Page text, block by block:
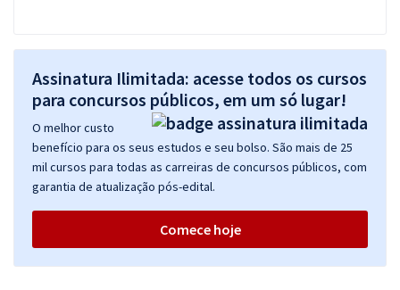
Assinatura Ilimitada: acesse todos os cursos
para concursos públicos, em um só lugar!
O melhor custo
benefício para os seus estudos e seu bolso. São mais de 25
mil cursos para todas as carreiras de concursos públicos, com
garantia de atualização pós-edital.
Comece hoje